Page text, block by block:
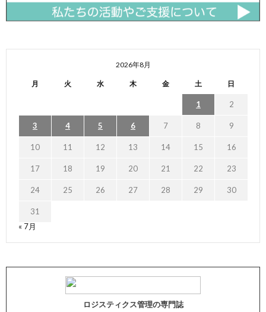
2026年8月
月 火 水 木 金 土 日
1 2
3 4 5 6 7 8 9
10 11 12 13 14 15 16
17 18 19 20 21 22 23
24 25 26 27 28 29 30
31
« 7月
ロジスティクス管理の専門誌